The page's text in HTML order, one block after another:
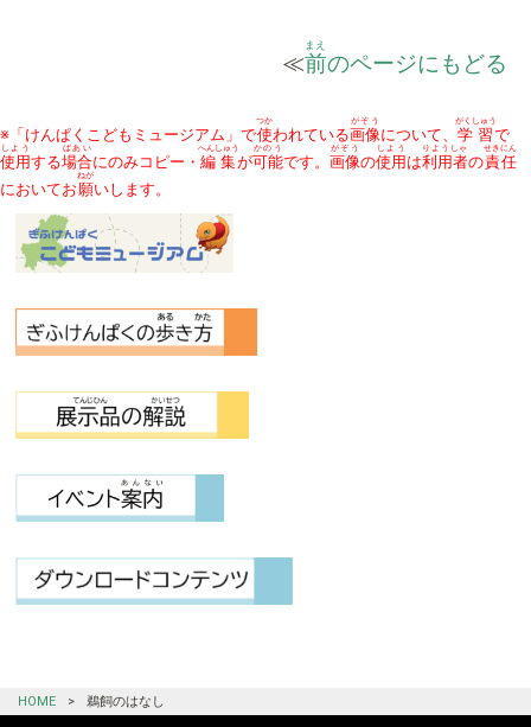
≪前
まえ
のページにもどる
※「けんぱくこどもミュージアム」で使
つか
われている画像
がぞう
について、 学習
がくしゅう
で
使用
しよう
する場合
ばあい
にのみコピー・ 編集
へんしゅう
が可能
かのう
です。 画像
がぞう
の使用
しよう
は利用者
りようしゃ
の責任
せきにん
においてお願
ねが
いします。
HOME > 鵜飼のはなし